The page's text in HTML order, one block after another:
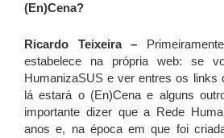
(En)Cena?
Ricardo Teixeira –
estabelece na própria web: se
HumanizaSUS e ver entres os links
lá estará o (En)Cena e alguns
importante dizer que a Rede
anos e, na época em que foi